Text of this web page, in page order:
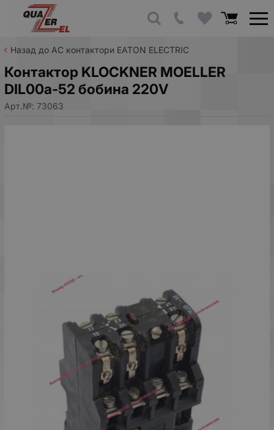
Назад до AC контактори EATON ELECTRIC
Контактор KLOCKNER MOELLER
DIL00a-52 бобина 220V
Арт.№: 73063